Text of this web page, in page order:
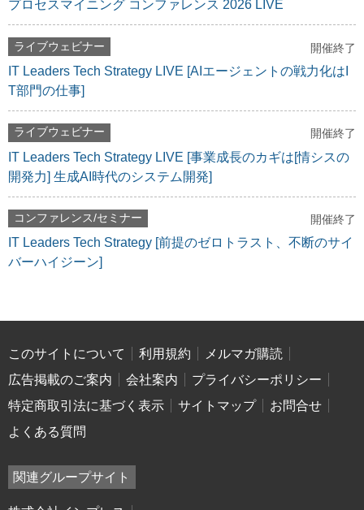
プロセスマイニング コンファレンス 2026 LIVE
ライブウェビナー 開催終了
IT Leaders Tech Strategy LIVE [AIエージェントの戦力化はI
T部門の仕事]
ライブウェビナー 開催終了
IT Leaders Tech Strategy LIVE [事業成長のカギは[情シスの
開発力] 生成AI時代のシステム開発]
コンファレンス/セミナー 開催終了
IT Leaders Tech Strategy [前提のゼロトラスト、不断のサイ
バーハイジーン]
このサイトについて 利用規約
メルマガ購読
広告掲載のご案内
会社案内
プライバシーポリシー
特定商取引法に基づく表示
サイトマップ
お問合せ
よくある質問
関連グループサイト